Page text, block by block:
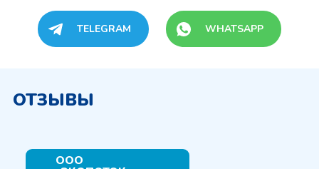
TELEGRAM WHATSAPP
ОТЗЫВЫ
ООО